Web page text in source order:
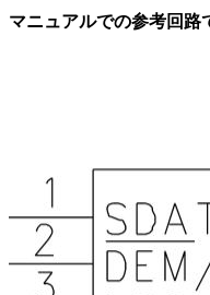
マニュアルでの参考回路